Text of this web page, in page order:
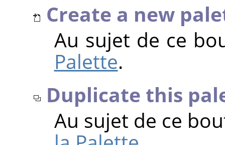
Create a new
Au sujet de ce
Palette.
Duplicate this
Au sujet de ce